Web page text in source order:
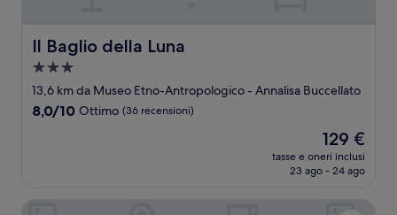
Il Baglio della Luna
Il Baglio della Luna
Struttura
a
3.0
13,6 km da Museo Etno-Antropologico - Annalisa Buccellato
8.0
8,0/10 Ottimo (36 recensioni)
Il
prezzo
attuale
129 €
129 €
tasse e oneri inclusi
23 ago - 24 ago